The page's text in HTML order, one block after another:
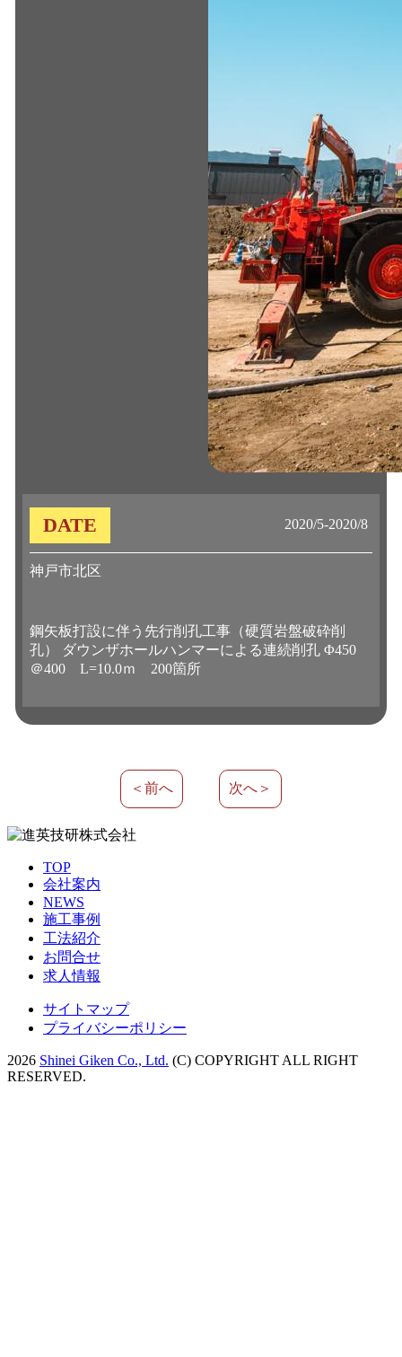
DATE 2020/5-2020/8
神戸市北区
鋼矢板打設に伴う先行削孔工事（硬質岩盤破砕削
孔） ダウンザホールハンマーによる連続削孔 Φ450
＠400 L=10.0ｍ 200箇所
＜前へ 次へ＞
TOP
会社案内
NEWS
施工事例
工法紹介
お問合せ
求人情報
サイトマップ
プライバシーポリシー
2026 Shinei Giken Co., Ltd. (C) COPYRIGHT ALL RIGHT
RESERVED.